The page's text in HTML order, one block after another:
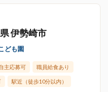
伊勢崎市
ども園
主応募可 職員給食あり
駅近（徒歩10分以内）